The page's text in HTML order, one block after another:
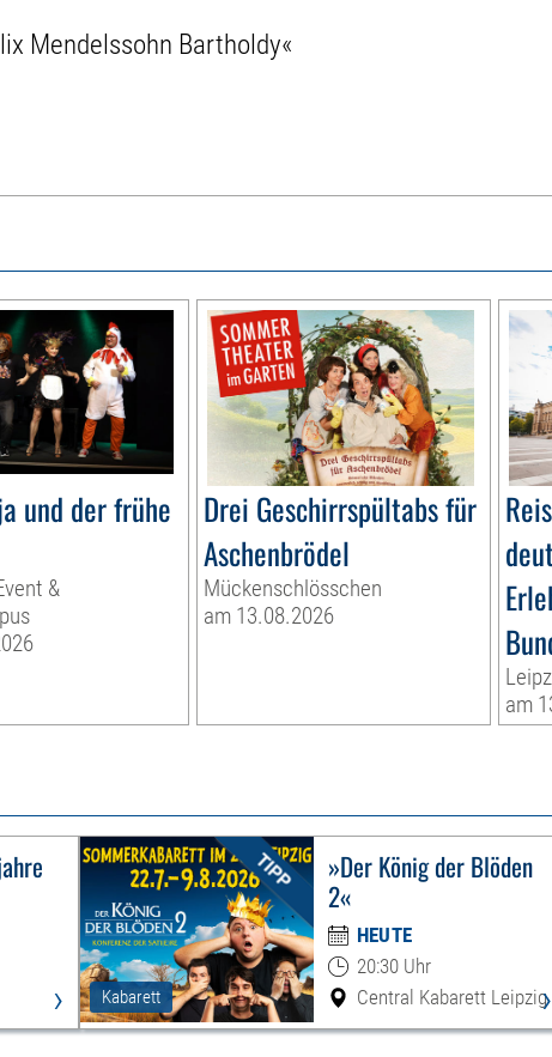
Mendelssohn Bartholdy«
und der frühe
&
Drei Geschirrspültabs für
Aschenbrödel
Mückenschlösschen
am 13.08.2026
am
› Kabarett
»Der König der Blöden
2«
HEUTE
20:30 Uhr
Central Kabarett Leipzig›